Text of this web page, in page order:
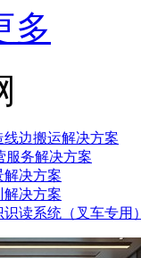
多
线边搬运解决方案
服务解决方案
解决方案
解决方案
读系统（叉车专用）